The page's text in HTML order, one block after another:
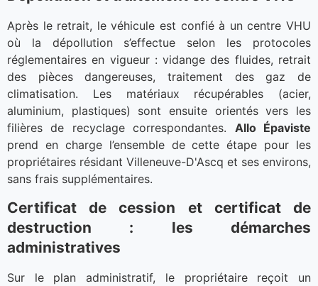
Après le retrait, le véhicule est confié à un centre VHU
où la dépollution s’effectue selon les protocoles
réglementaires en vigueur : vidange des fluides, retrait
des pièces dangereuses, traitement des gaz de
climatisation. Les matériaux récupérables (acier,
aluminium, plastiques) sont ensuite orientés vers les
filières de recyclage correspondantes. Allo Épaviste
prend en charge l’ensemble de cette étape pour les
propriétaires résidant Villeneuve-D'Ascq et ses environs,
sans frais supplémentaires.
Certificat de cession et certificat de
destruction : les démarches
administratives
Sur le plan administratif, le propriétaire reçoit un